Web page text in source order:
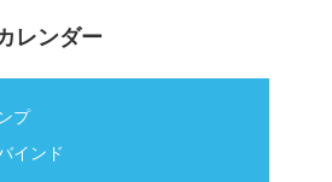
レンダー
プ
インド